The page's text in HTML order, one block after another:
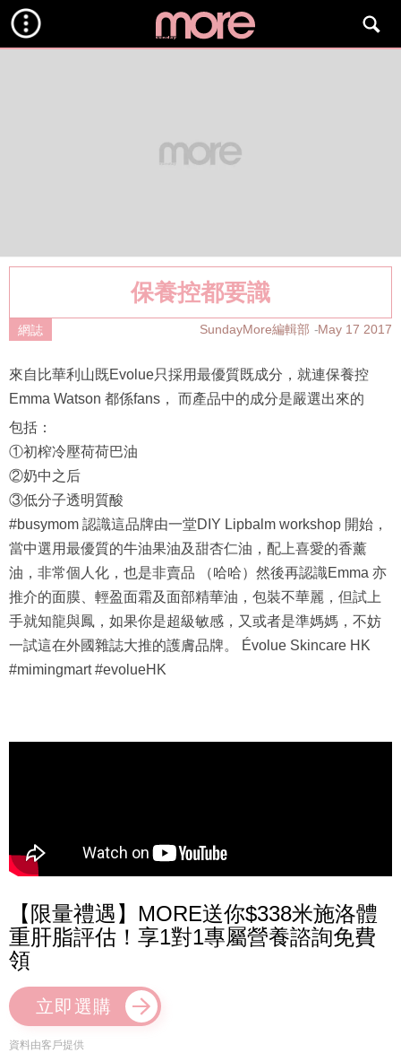
保養控都要識
網誌 SundayMore編輯部 May 17 2017
來自比華利山既Evolue只採用最優質既成分，就連保養控
Emma Watson 都係fans， 而產品中的成分是嚴選出來的
包括：
①初榨冷壓荷荷巴油
②奶中之后
③低分子透明質酸
#busymom 認識這品牌由一堂DIY Lipbalm workshop 開始，
當中選用最優質的牛油果油及甜杏仁油，配上喜愛的香薰
油，非常個人化，也是非賣品 （哈哈）然後再認識Emma 亦
推介的面膜、輕盈面霜及面部精華油，包裝不華麗，但試上
手就知龍與鳳，如果你是超級敏感，又或者是準媽媽，不妨
一試這在外國雜誌大推的護膚品牌。 Évolue Skincare HK
#mimingmart #evolueHK
【限量禮遇】MORE送你$338米施洛體
重肝脂評估！享1對1專屬營養諮詢免費
領
立即選購
資料由客戶提供